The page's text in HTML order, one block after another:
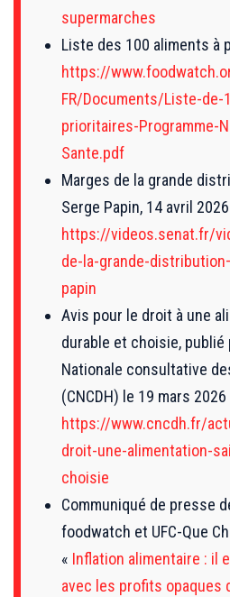
supermarches
Liste des 100 aliments à
https://
FR/Documents/Liste-de-
prioritaires-Programme-
Sante.pdf
Marges de la grande
Serge Papin, 14 avril
https://videos.senat.fr/
de-la-grande-
papin
Avis pour le droit à une
durable et choisie, publié
Nationale consultative
(CNCDH) le 19 mars 2026
https://www.cncdh.fr/
droit-une-alimentation-
choisie
Communiqué de presse
foodwatch et UFC-Que
« Inflation alimentaire : il
avec les profits opaques